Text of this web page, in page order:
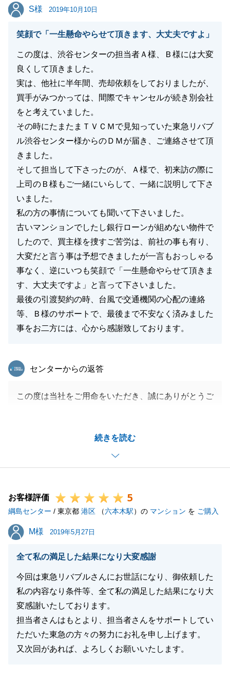
S様
S様 2019年10月10日
笑顔で「一生懸命やらせて頂きます、大丈夫ですよ」
この度は、渋谷センターの担当者Ａ様、Ｂ様には大変
良くして頂きました。
実は、他社に半年間、売却依頼をしておりましたが、
買手がみつかっては、間際でキャンセルが続き別会社
をと考えていました。
その時にたまたまＴＶＣＭで見知っていた東急リバブ
ル渋谷センター様からのＤＭが届き、ご連絡させて頂
きました。
そして担当して下さったのが、Ａ様で、初来訪の際に
上司のＢ様もご一緒にいらして、一緒に説明して下さ
いました。
私の方の事情についても聞いて下さいました。
古いマンションでしたし銀行ローンが組めない物件で
したので、買主様を捜すご苦労は、前社の事も有り、
大変だと言う事は予想できましたが一言もおっしゃる
事なく、逆にいつも笑顔で「一生懸命やらせて頂きま
す、大丈夫ですよ」と言って下さいました。
最後の引渡契約の時、台風で交通機関の心配の連絡
等、Ｂ様のサポートで、最後まで不安なく済みました
事をお二方には、心から感謝致しております。
続きを読む
東急リバブル
センターからの返答
この度は当社をご用命をいただき、誠にありがとうご
また不動産に係るご相談がありましたら、お気軽にご
一報下さい。
お客様評価 5
綱島センター / 東京都 港区 （六本木駅）の マンション を ご購入
M様
M様 2019年5月27日
全て私の満足した結果になり大変感謝
今回は東急リバブルさんにお世話になり、御依頼した
私の内容なり条件等、全て私の満足した結果になり大
変感謝いたしております。
担当者さんはもとより、担当者さんをサポートしてい
ただいた東急の方々の努力にお礼を申し上げます。
又次回があれば、よろしくお願いいたします。